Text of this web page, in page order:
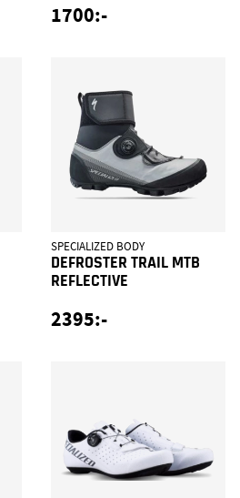
1700:-
SPECIALIZED BODY
DEFROSTER TRAIL MTB
REFLECTIVE
2395:-